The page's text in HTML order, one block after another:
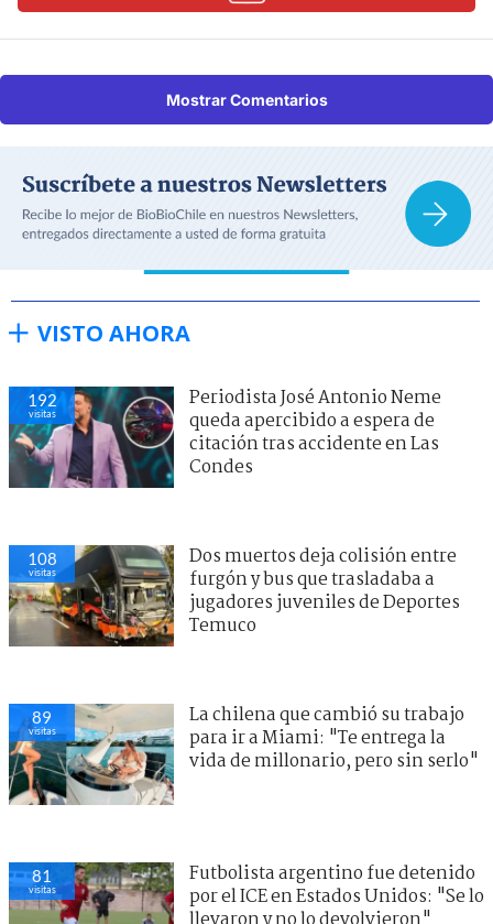
Mostrar Comentarios
VISTO AHORA
192
visitas
Periodista José Antonio Neme
queda apercibido a espera de
citación tras accidente en Las
Condes
108
visitas
Dos muertos deja colisión entre
furgón y bus que trasladaba a
jugadores juveniles de Deportes
Temuco
89
visitas
La chilena que cambió su trabajo
para ir a Miami: "Te entrega la
vida de millonario, pero sin serlo"
81
visitas
Futbolista argentino fue detenido
por el ICE en Estados Unidos: "Se lo